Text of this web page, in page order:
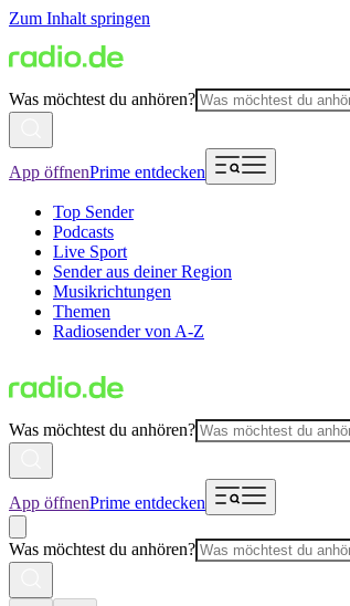
Zum Inhalt springen
Was möchtest du anhören?
App öffnenPrime entdecken
Top Sender
Podcasts
Live Sport
Sender aus deiner Region
Musikrichtungen
Themen
Radiosender von A-Z
Was möchtest du anhören?
App öffnenPrime entdecken
Was möchtest du anhören?